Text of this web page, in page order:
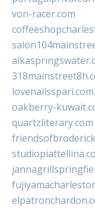
von-racer.com
lovenailsspari.com
oakberry-
quartzliterary.com